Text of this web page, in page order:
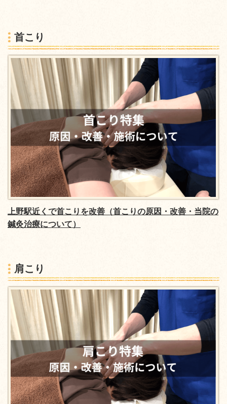
首こり
上野駅近くで首こりを改善（首こりの原因・改善・当院の
鍼灸治療について）
肩こり